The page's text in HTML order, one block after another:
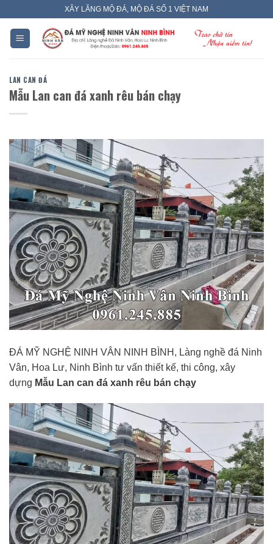
content
XÂY LĂNG MỘ ĐÁ, MỘ ĐÁ SỐ 1 VIỆT NAM
LAN CAN ĐÁ
Mẫu Lan can đá xanh rêu bán chạy
ĐÁ MỸ NGHỆ NINH VÂN NINH BÌNH, Làng nghề đá Ninh
Vân, Hoa Lư, Ninh Bình tư vấn thiết kế, thi công, xây
dựng Mẫu Lan can đá xanh rêu bán chạy